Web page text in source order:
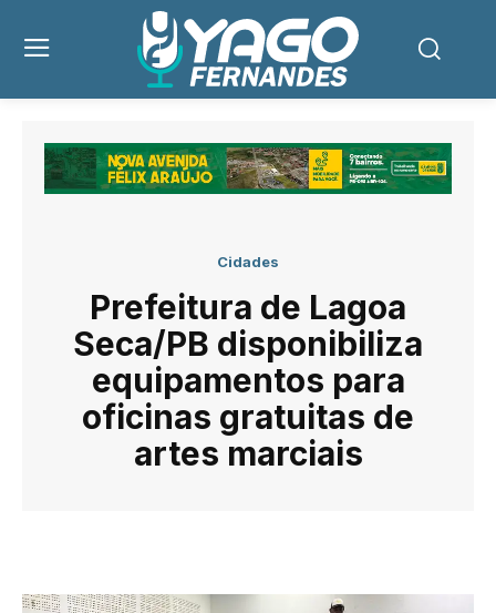
Cidades
Prefeitura de Lagoa
Seca/PB disponibiliza
equipamentos para
oficinas gratuitas de
artes marciais